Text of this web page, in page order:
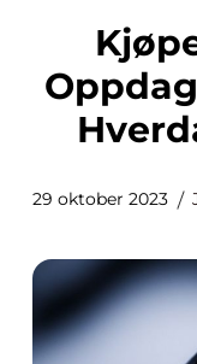
Kjøpe opplevelser:
29 oktober 2023